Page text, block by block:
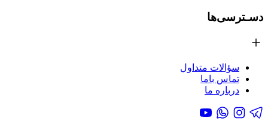
دسـترسی‌ها
سؤالات متداول
تماس باما
درباره ما